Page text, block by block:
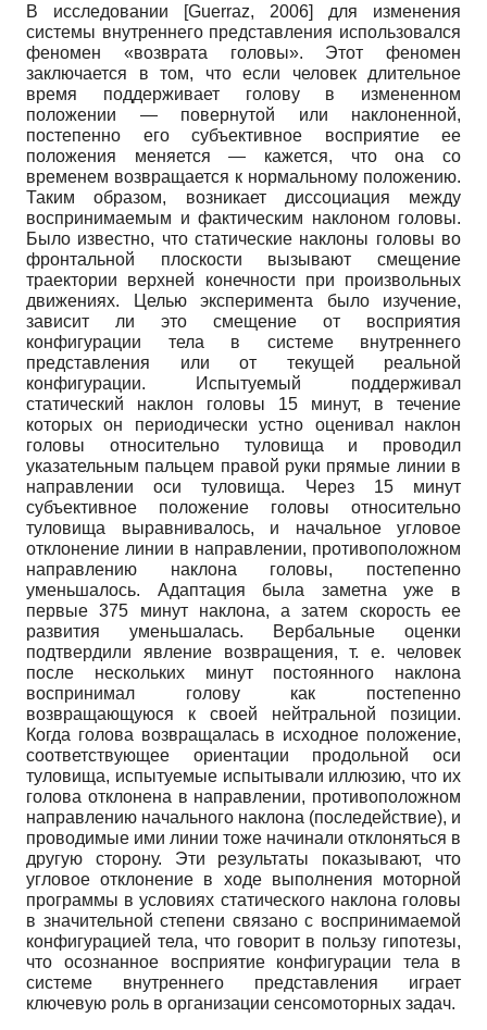
В исследовании [Guerraz, 2006]
для изменения
системы внутреннего представления использовался
феномен «возврата головы». Этот феномен
заключается в том, что если человек длительное
время поддерживает голову в измененном
положении — повернутой или наклоненной,
постепенно его субъективное восприятие ее
положения меняется — кажется, что она со
временем возвращается к нормальному положению.
Таким образом, возникает диссоциация между
воспринимаемым и фактическим наклоном головы.
Было известно, что статические наклоны головы во
фронтальной плоскости вызывают смещение
траектории верхней конечности при произвольных
движениях. Целью эксперимента было изучение,
зависит ли это смещение от восприятия
конфигурации тела в системе внутреннего
представления или от текущей реальной
конфигурации. Испытуемый поддерживал
статический наклон головы 15 минут, в течение
которых он периодически устно оценивал наклон
головы относительно туловища и проводил
указательным пальцем правой руки прямые линии в
направлении оси туловища. Через 15 минут
субъективное положение головы относительно
туловища выравнивалось, и начальное угловое
отклонение линии в направлении, противоположном
направлению наклона головы, постепенно
уменьшалось. Адаптация была заметна уже в
первые 375 минут наклона, а затем скорость ее
развития уменьшалась. Вербальные оценки
подтвердили явление возвращения, т. е. человек
после нескольких минут постоянного наклона
воспринимал голову как постепенно
возвращающуюся к своей нейтральной позиции.
Когда голова возвращалась в исходное положение,
соответствующее ориентации продольной оси
туловища, испытуемые испытывали иллюзию, что их
голова отклонена в направлении, противоположном
направлению начального наклона (последействие), и
проводимые ими линии тоже начинали отклоняться в
другую сторону. Эти результаты показывают, что
угловое отклонение в ходе выполнения моторной
программы в условиях статического наклона головы
в значительной степени связано с воспринимаемой
конфигурацией тела, что говорит в пользу гипотезы,
что осознанное восприятие конфигурации тела в
системе внутреннего представления играет
ключевую роль в организации сенсомоторных задач.